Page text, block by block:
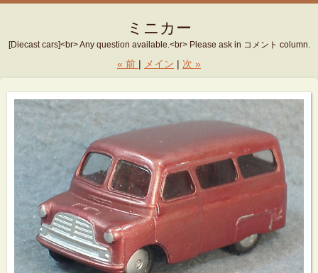
ミニカー
[Diecast cars]<br> Any question available.<br> Please ask in コメント column.
« 前 メイン 次 »